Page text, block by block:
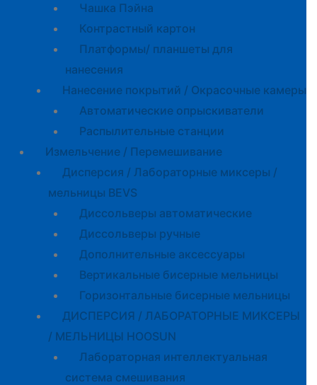
Чашка Пэйна
Контрастный картон
Платформы/ планшеты для
нанесения
Нанесение покрытий / Окрасочные камеры
Автоматические опрыскиватели
Распылительные станции
Измельчение / Перемешивание
Дисперсия / Лабораторные миксеры /
мельницы BEVS
Диссольверы автоматические
Диссольверы ручные
Дополнительные аксессуары
Вертикальные бисерные мельницы
Горизонтальные бисерные мельницы
ДИСПЕРСИЯ / ЛАБОРАТОРНЫЕ МИКСЕРЫ
/ МЕЛЬНИЦЫ HOOSUN
Лабораторная интеллектуальная
система смешивания